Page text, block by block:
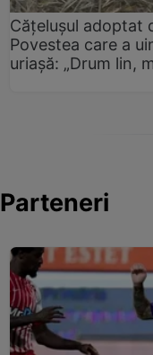
Cățelușul adoptat
Povestea care a
uriașă: „Drum lin,
Parteneri